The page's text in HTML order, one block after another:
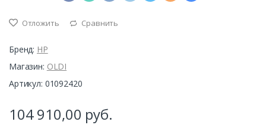
Отложить Сравнить
Бренд: HP
Магазин: OLDI
Артикул: 01092420
104 910,00 руб.